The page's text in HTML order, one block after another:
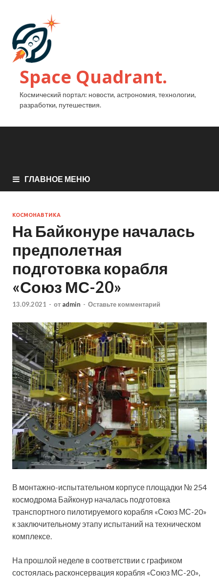
Space Quadrant.
Космический портал: новости, астрономия, технологии,
разработки, путешествия.
ГЛАВНОЕ МЕНЮ
КОСМОНАВТИКА
На Байконуре началась
предполетная
подготовка корабля
«Союз МС-20»
13.09.2021 - от admin - Оставьте комментарий
В монтажно-испытательном корпусе площадки № 254
космодрома Байконур началась подготовка
транспортного пилотируемого корабля «Союз МС-20»
к заключительному этапу испытаний на техническом
комплексе.
На прошлой неделе в соответствии с графиком
состоялась расконсервация корабля «Союз МС-20»,